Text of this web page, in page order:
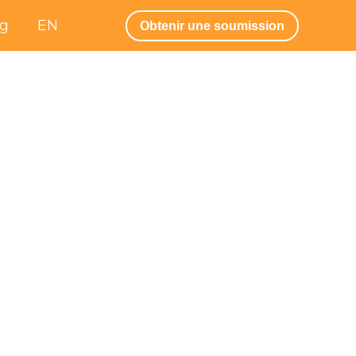
EN Obtenir une soumission